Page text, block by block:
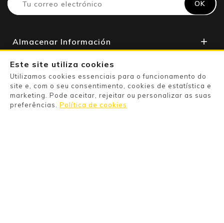
Almacenar Información 
Apoyo Al Cliente
Su Cuenta 
Powered By
Este site utiliza cookies
Utilizamos cookies essenciais para o funcionamento do
site e, com o seu consentimento, cookies de estatística e
marketing. Pode aceitar, rejeitar ou personalizar as suas
preferências. Política de cookies